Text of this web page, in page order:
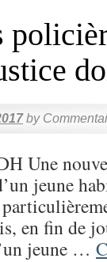
by
Une
jeune
en fin de
jeune …